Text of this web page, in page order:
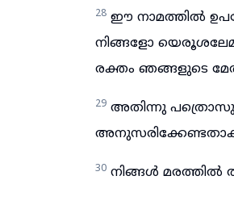
28 ഈ നാമത്തിൽ
നിങ്ങളോ
രക്തം ഞങ്ങളുടെ
29 അതിന്നു
30 നിങ്ങൾ മരത്തിൽ